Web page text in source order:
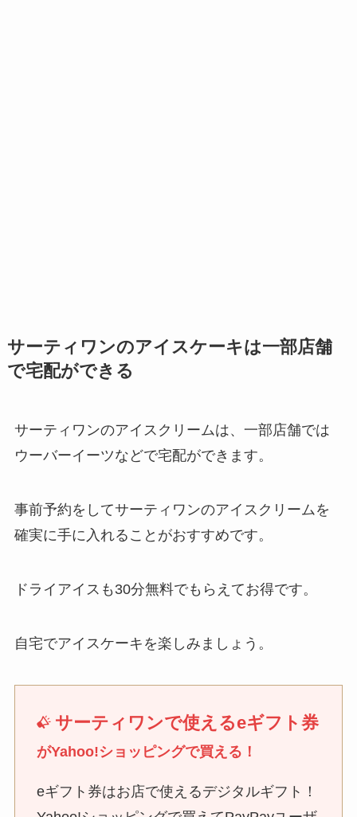
サーティワンのアイスケーキは一部店舗
で宅配ができる
サーティワンのアイスクリームは、一部店舗では
ウーバーイーツなどで宅配ができます。
事前予約をしてサーティワンのアイスクリームを
確実に手に入れることがおすすめです。
ドライアイスも30分無料でもらえてお得です。
自宅でアイスケーキを楽しみましょう。
サーティワンで使えるeギフト券
がYahoo!ショッピングで買える！
eギフト券はお店で使えるデジタルギフト！